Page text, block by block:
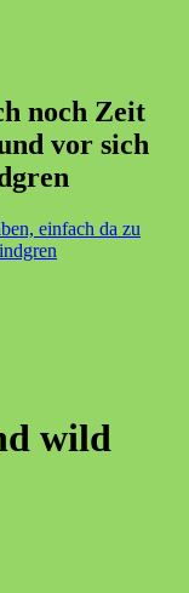
noch Zeit
vor sich
wild